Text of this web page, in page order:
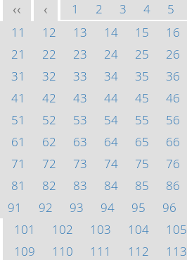
<< < 1 2 3 4 5
11
12 13 14 15 16
21
22 23 24 25 26
31
32 33 34 35 36
41
42 43 44 45 46
51
52 53 54 55 56
61
62 63 64 65 66
71
72 73 74 75 76
81
82 83 84 85 86
91
92 93 94 95 96
101
102 103 104 105
109
110 111 112 113